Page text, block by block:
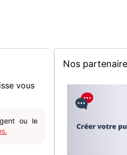
vous
ou le
Nos